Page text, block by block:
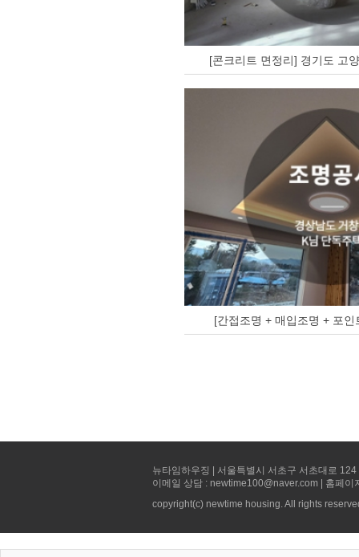
[콘크리트 면정리] 경기도 고
[간접조명 + 매입조명 + 포
뉴타임하우징 | 서울특별시 서초구 서초대로
이메일 상담 : newtime100@naver.com | 홈페
copyright(c) newtime housing. All rights